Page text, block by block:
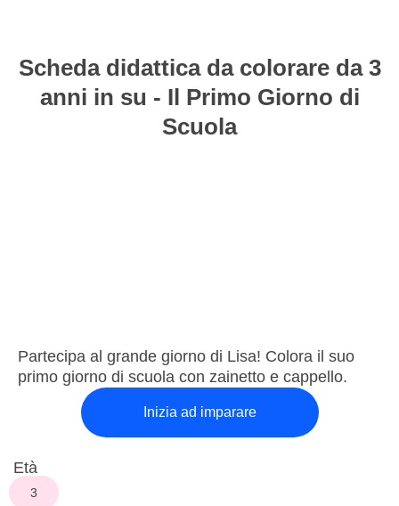
Scheda didattica da colorare da 3
anni in su - Il Primo Giorno di
Scuola
Partecipa al grande giorno di Lisa! Colora il suo
primo giorno di scuola con zainetto e cappello.
Inizia ad imparare
Età
3